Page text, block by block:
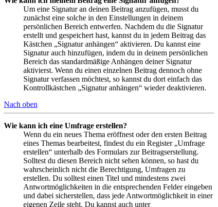
Um eine Signatur an deinen Beitrag anzufügen, musst du
zunächst eine solche in den Einstellungen in deinem
persönlichen Bereich entwerfen. Nachdem du die Signatur
erstellt und gespeichert hast, kannst du in jedem Beitrag das
Kästchen „Signatur anhängen“ aktivieren. Du kannst eine
Signatur auch hinzufügen, indem du in deinem persönlichen
Bereich das standardmäßige Anhängen deiner Signatur
aktivierst. Wenn du einen einzelnen Beitrag dennoch ohne
Signatur verfassen möchtest, so kannst du dort einfach das
Kontrollkästchen „Signatur anhängen“ wieder deaktivieren.
Nach oben
Wie kann ich eine Umfrage erstellen?
Wenn du ein neues Thema eröffnest oder den ersten Beitrag
eines Themas bearbeitest, findest du ein Register „Umfrage
erstellen“ unterhalb des Formulars zur Beitragserstellung.
Solltest du diesen Bereich nicht sehen können, so hast du
wahrscheinlich nicht die Berechtigung, Umfragen zu
erstellen. Du solltest einen Titel und mindestens zwei
Antwortmöglichkeiten in die entsprechenden Felder eingeben
und dabei sicherstellen, dass jede Antwortmöglichkeit in einer
eigenen Zeile steht. Du kannst auch unter